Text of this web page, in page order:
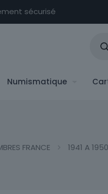
sécurisé
Numismatique
FRANCE 1941 A 1950